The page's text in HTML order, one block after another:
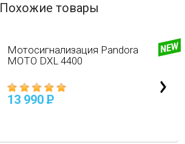
Похожие товары
Мотосигнализация Pandora
MOTO DXL 4400
13 990 P